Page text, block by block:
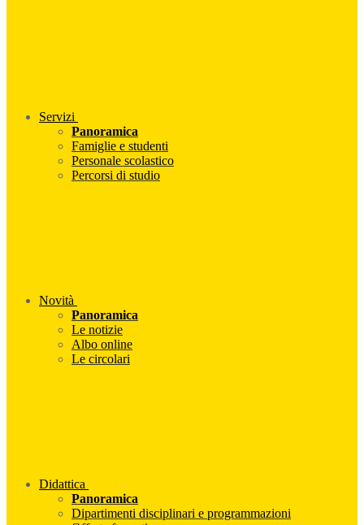
Servizi
Panoramica
Famiglie e studenti
Personale scolastico
Percorsi di studio
Novità
Panoramica
Le notizie
Albo online
Le circolari
Didattica
Panoramica
Dipartimenti disciplinari e programmazioni